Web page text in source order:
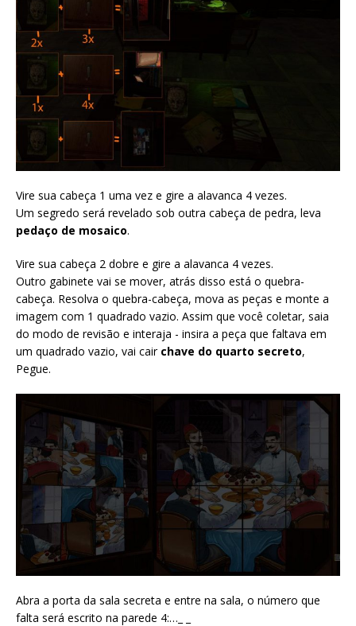
Vire sua cabeça 1 uma vez e gire a alavanca 4 vezes.
Um segredo será revelado sob outra cabeça de pedra, leva
pedaço de mosaico.
Vire sua cabeça 2 dobre e gire a alavanca 4 vezes.
Outro gabinete vai se mover, atrás disso está o quebra-
cabeça. Resolva o quebra-cabeça, mova as peças e monte a
imagem com 1 quadrado vazio. Assim que você coletar, saia
do modo de revisão e interaja - insira a peça que faltava em
um quadrado vazio, vai cair chave do quarto secreto,
Pegue.
Abra a porta da sala secreta e entre na sala, o número que
falta será escrito na parede 4:…_ _